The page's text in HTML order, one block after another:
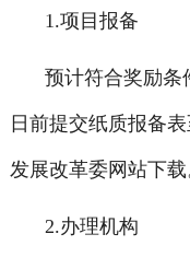
1.项目报备
预计符合奖励条
日前提交纸质报备
发展改革委网站下
2.办理机构